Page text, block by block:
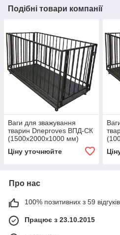
Подібні товари компанії
Ваги для зважування
тварин Dneproves ВПД-СК
(1500х2000х1000 мм)
Ціну уточнюйте
Про нас
100% позитивних з 59
Працює з 23.10.2015